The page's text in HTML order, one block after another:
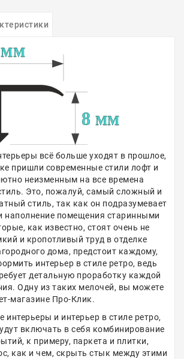
всё больше уходят в прошлое,
пришли современные стили лофт и
неизменным на все времена
Это, пожалуй, самый сложный и
стиль, так как он подразумевает
наполнение помещения старинными
как известно, стоят очень не
и кропотливый труд в отделке
дома, предстоит каждому,
интерьер в стиле ретро, ведь
детальную проработку каждой
Одну из таких мелочей, вы можете
магазине Про-Клик.
интерьеры и интерьер в стиле ретро,
включать в себя комбинирование
к примеру, паркета и плитки,
как и чем, скрыть стык между этими